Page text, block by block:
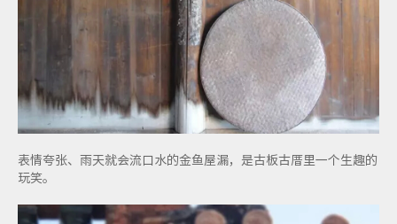
表情夸张、雨天就会流口水的金鱼屋漏，是古板古厝里一个生趣的
玩笑。